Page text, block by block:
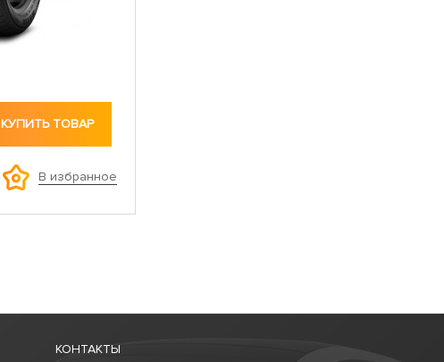
КУПИТЬ ТОВАР
В избранное
КОНТАКТЫ